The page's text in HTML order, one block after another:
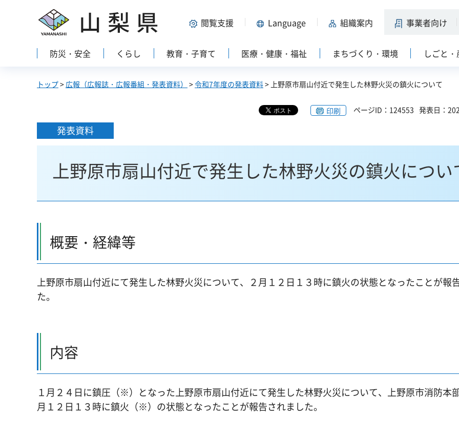
山梨県 閲覧支援 Language 組織案内 事業者向け
防災・安全 くらし 教育・子育て 医療・健康・福祉 まちづくり・環境 しごと
トップ> 広報（広報誌・広報番組・発表資料） >令和7年度の発表資料> 上野原市扇山付近で発生した林野火災の鎮火について
印刷 ページID：124553 発表日：
発表資料
上野原市扇山付近で発生した林野火災の鎮火につい
概要・経緯等
上野原市扇山付近にて発生した林野火災について、２月１２日１３時に鎮火の状態となったことが報
た。
内容
１月２４日に鎮圧（※）となった上野原市扇山付近にて発生した林野火災について、上野原市消防本
月１２日１３時に鎮火（※）の状態となったことが報告されました。